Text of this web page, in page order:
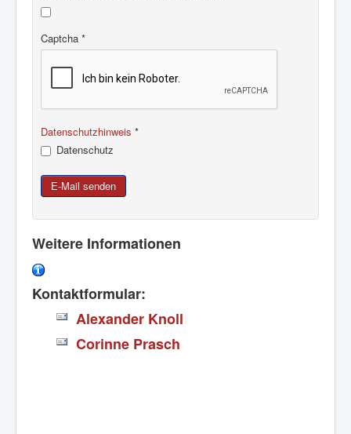
Captcha *
Datenschutzhinweis *
Datenschutz
E-Mail senden
Weitere Informationen
Kontaktformular:
Alexander Knoll
Corinne Prasch